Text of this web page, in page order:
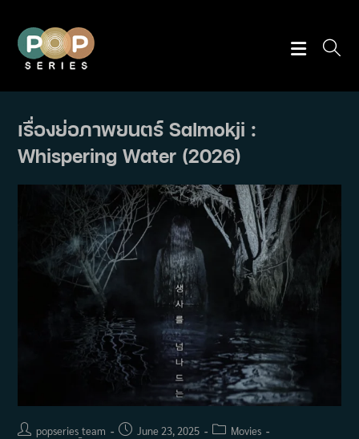
content
เรื่องย่อภาพยนตร์ Salmokji :
Whispering Water (2026)
Postpopseries_team
PostJune 23, 2025
PostMovies